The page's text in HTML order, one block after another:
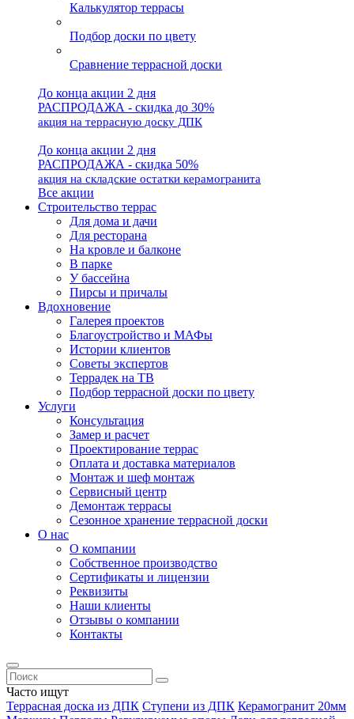
Калькулятор террасы
Подбор доски по цвету
Сравнение террасной доски
До конца акции 2 дня
РАСПРОДАЖА - скидка до 30%
акция на террасную доску ДПК
До конца акции 2 дня
РАСПРОДАЖА - скидка 50%
акция на складские остатки керамогранита
Все акции
Строительство террас
Для дома и дачи
Для ресторана
На кровле и балконе
В парке
У бассейна
Пирсы и причалы
Вдохновение
Галерея проектов
Благоустройство и МАФы
Истории клиентов
Советы экспертов
Террадек на ТВ
Подбор террасной доски по цвету
Услуги
Консультация
Замер и расчет
Проектирование террас
Оплата и доставка материалов
Монтаж и шеф монтаж
Сервисный центр
Демонтаж террасы
Сезонное хранение террасной доски
О нас
О компании
Собственное производство
Сертификаты и лицензии
Реквизиты
Наши клиенты
Отзывы о компании
Контакты
Часто ищут
Террасная доска из ДПК Ступени из ДПК Керамогранит 20мм